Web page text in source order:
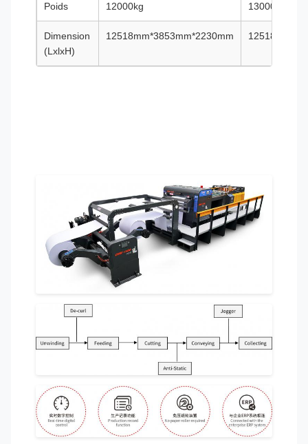
Poids 12000kg 13000kg
Dimension
(LxlxH)
12518mm*3853mm*2230mm